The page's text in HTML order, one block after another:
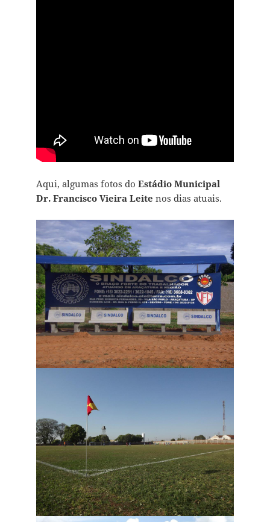
Aqui, algumas fotos do Estádio Municipal
Dr. Francisco Vieira Leite nos dias atuais.